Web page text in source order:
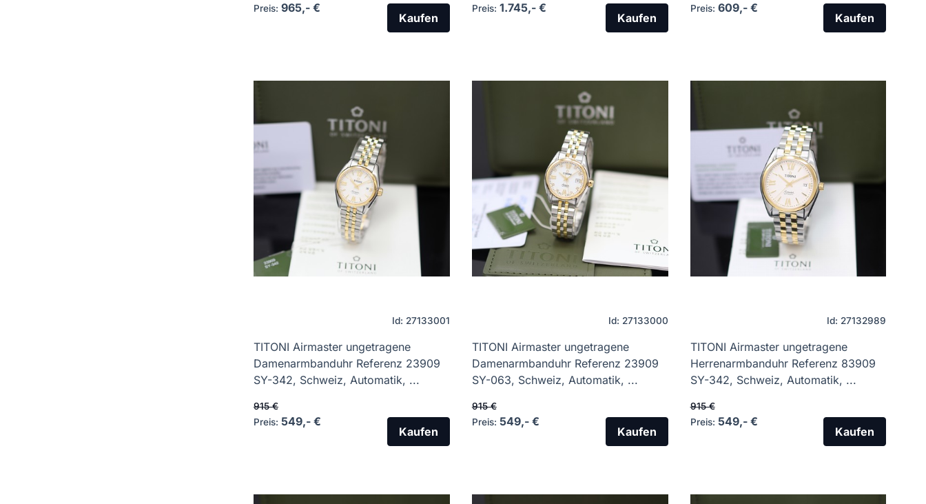
Preis: 965,- €
Kaufen
Preis: 1.745,- €
Kaufen
Preis: 609,- €
Kaufen
Id: 27133001
TITONI Airmaster ungetragene
Damenarmbanduhr Referenz 23909
SY-342, Schweiz, Automatik, ...
915 €
Preis: 549,- €
Kaufen
Id: 27133000
TITONI Airmaster ungetragene
Damenarmbanduhr Referenz 23909
SY-063, Schweiz, Automatik, ...
915 €
Preis: 549,- €
Kaufen
Id: 27132989
TITONI Airmaster ungetragene
Herrenarmbanduhr Referenz 83909
SY-342, Schweiz, Automatik, ...
915 €
Preis: 549,- €
Kaufen